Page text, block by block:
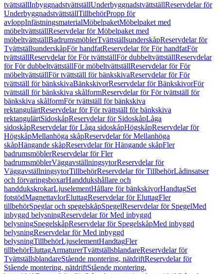
tvättställInbyggnadstvättställUnderbyggnadstvättställReservdelar för
UnderbyggnadstvättställTillbehörPropp för
avloppInfästningsmaterialMöbelpaketMöbelpaket med
möbeltvättställReservdelar för Möbelpaket med
möbeltvättställBadrumsmöblerTvättställsunderskåpReservdelar för
TvättställsunderskåpFör handfatReservdelar för För handfatFör
tvättställReservdelar för För tvättställFör dubbeltvättställReservdelar
för För dubbeltvättställFör möbeltvättställReservdelar för För
möbeltvättställFör tvättställ för bänkskivaReservdelar för För
tvättställ för bänkskivaBänkskivorReservdelar för BänkskivorFör
tvättställ för bänkskiva skålformReservdelar för För tvättställ för
bänkskiva skålformFör tvättställ för bänkskiva
rektangulärtReservdelar för För tvättställ för bänkskiva
rektangulärtSidoskåpReservdelar för SidoskåpLåga
sidoskåpReservdelar för Låga sidoskåpHögskåpReservdelar för
HögskåpMellanhöga skåpReservdelar för Mellanhöga
skåpHängande skåpReservdelar för Hängande skåpFler
badrumsmöblerReservdelar för Fler
badrumsmöblerVäggavställningsytorReservdelar för
VäggavställningsytorTillbehörReservdelar för TillbehörLådinsatser
och förvaringsboxarHanddukshållare och
handdukskrokarLjuselementHållare för bänkskivorHandtagSet
fotstödMagnettavlorEluttagReservdelar för EluttagFler
tillbehörSpeglar och spegelskåpSpegelReservdelar för SpegelMed
inbyggd belysningReservdelar för Med inbyggd
belysningSpegelskåpReservdelar för SpegelskåpMed inbyggd
belysningReservdelar för Med inbyggd
belysningTillbehörLjuselementHandtagFler
tillbehörEluttagArmaturerTvättställsblandareReservdelar för
TvättställsblandareStående montering, nätdriftReservdelar för
Stående montering, nätdriftStående montering,